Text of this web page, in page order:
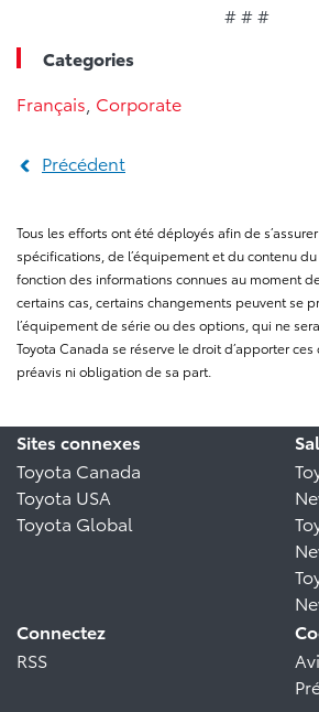
# # #
Categories
Français Corporate
Précédent
Tous les efforts ont été déployés afin de
spécifications, de l’équipement et du contenu
fonction des informations connues au moment
certains cas, certains changements peuvent se
l’équipement de série ou des options, qui ne
Toyota Canada se réserve le droit d’apporter
préavis ni obligation de sa part.
Sites connexes
Toyota Canada
Toyota USA
Toyota Global
Connectez
RSS